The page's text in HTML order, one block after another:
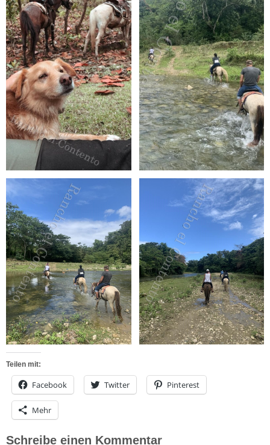
Teilen mit:
Facebook Twitter Pinterest
Mehr
Schreibe einen Kommentar